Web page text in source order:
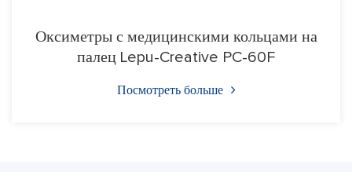
Оксиметры с медицинскими кольцами на
палец Lepu-Creative PC-60F
Посмотреть больше